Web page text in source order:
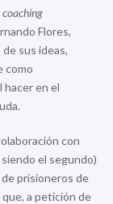
coaching
Flores,
sus ideas,
como
hacer en el
con
el segundo)
prisioneros de
a petición de